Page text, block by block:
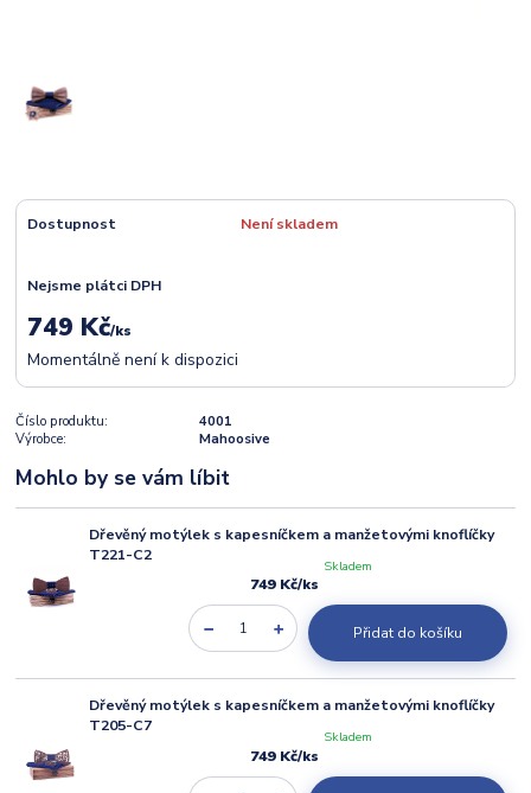
Dostupnost Není skladem
Nejsme plátci DPH
749 Kč/ks
Momentálně není k dispozici
Číslo produktu:
4001
Výrobce:
Mahoosive
Mohlo by se vám líbit
Dřevěný motýlek s kapesníčkem a manžetovými knoflíčky
T221-C2
749 Kč/ks
Skladem
Přidat do košíku
Dřevěný motýlek s kapesníčkem a manžetovými knoflíčky
T205-C7
749 Kč/ks
Skladem